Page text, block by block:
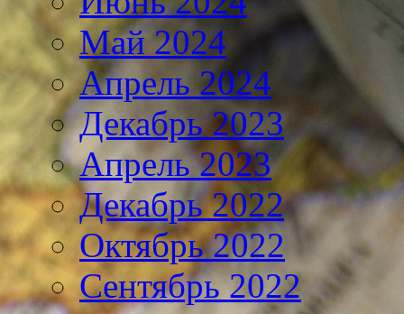
Май 2024
Апрель 2024
Декабрь 2023
Апрель 2023
Декабрь 2022
Октябрь 2022
Сентябрь 2022